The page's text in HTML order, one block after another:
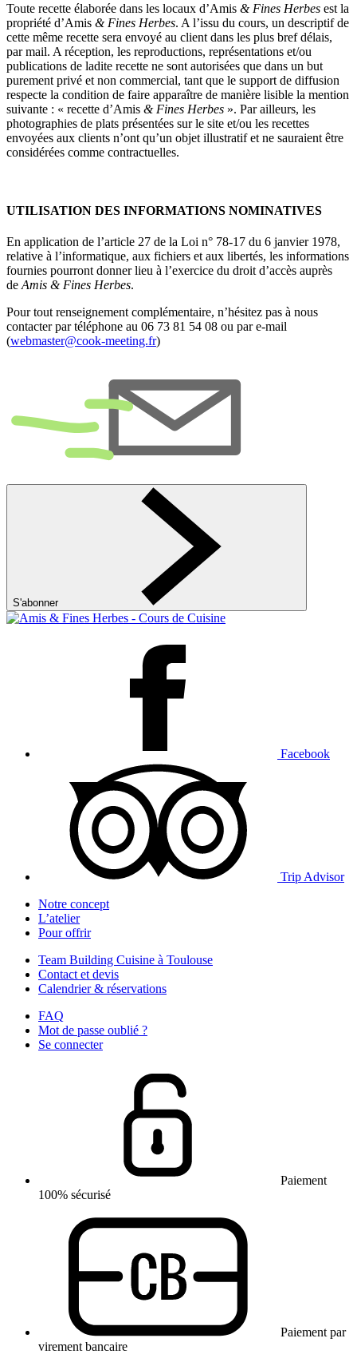
Toute recette élaborée dans les locaux d’Amis & Fines Herbes est la
propriété d’Amis & Fines Herbes. A l’issu du cours, un descriptif de
cette même recette sera envoyé au client dans les plus bref délais,
par mail. A réception, les reproductions, représentations et/ou
publications de ladite recette ne sont autorisées que dans un but
purement privé et non commercial, tant que le support de diffusion
respecte la condition de faire apparaître de manière lisible la mention
suivante : « recette d’Amis & Fines Herbes ». Par ailleurs, les
photographies de plats présentées sur le site et/ou les recettes
envoyées aux clients n’ont qu’un objet illustratif et ne sauraient être
considérées comme contractuelles.
UTILISATION DES INFORMATIONS NOMINATIVES
En application de l’article 27 de la Loi n° 78-17 du 6 janvier 1978,
relative à l’informatique, aux fichiers et aux libertés, les informations
fournies pourront donner lieu à l’exercice du droit d’accès auprès
deAmis & Fines Herbes.
Pour tout renseignement complémentaire, n’hésitez pas à nous
contacter par téléphone au 06 73 81 54 08 ou par e-mail
(webmaster@cook-meeting.fr)
S'abonner
Facebook
Trip Advisor
Notre concept
L’atelier
Pour offrir
Team Building Cuisine à Toulouse
Contact et devis
Calendrier & réservations
FAQ
Mot de passe oublié ?
Se connecter
Paiement
100% sécurisé
Paiement par
virement bancaire